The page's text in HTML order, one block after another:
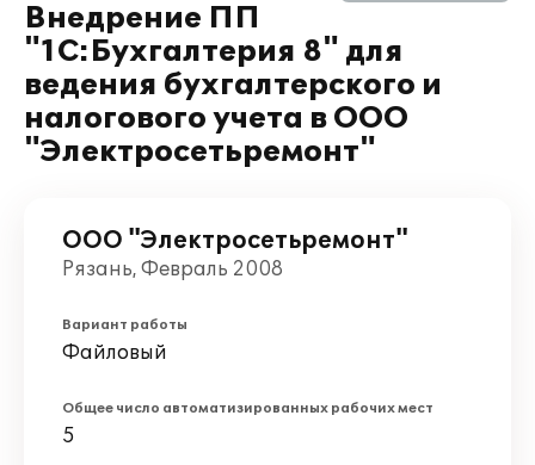
Внедрение ПП
"1С:Бухгалтерия 8" для
ведения бухгалтерского и
налогового учета в ООО
"Электросетьремонт"
ООО "Электросетьремонт"
Рязань, Февраль 2008
Вариант работы
Файловый
Общее число автоматизированных рабочих мест
5